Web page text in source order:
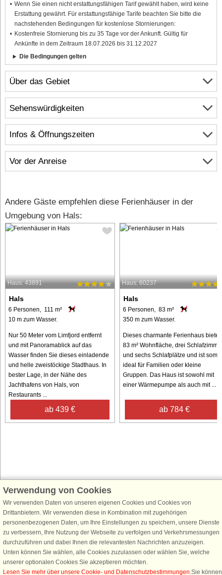
Über das Gebiet
Infos & Öffnungszeiten
Vor der Anreise
Wenn Sie einen nicht erstattungsfähigen Tarif gewählt haben, wird keine
Erstattung gewährt. Für erstattungsfähige Tarife beachten Sie bitte die
nachstehenden Bedingungen für kostenlose Stornierungen:
Kostenfreie Stornierung bis zu 35 Tage vor der Ankunft. Gültig für
Ankünfte in dem Zeitraum 18.07.2026 bis 31.12.2027
Die Bedingungen gelten
Sehenswürdigkeiten
Andere Gäste empfehlen diese Ferienhäuser in der
Umgebung von Hals:
Haus: 43891
Hals
6 Personen, 111 m²
10 m zum Wasser.
Nur 50 Meter vom Limfjord entfernt
und mit Panoramablick auf das
Wasser finden Sie dieses einladende
und helle zweistöckige Stadthaus. In
bester Lage, in der Nähe des
Jachthafens von Hals, von
Restaurants ...
ab 439 €
Haus: 60237
Hals
6 Personen, 83 m²
350 m zum Wasser.
Dieses charmante Ferienhaus bietet
83 m² Wohnfläche, drei
und sechs Schlafplätze und ist somit
ideal für Familien oder kleine
Gruppen. Das Haus ist sowohl mit
einer Wärmepumpe als auch mit ...
ab 784 €
Schließen Sie sich 100.000 Ferienhaus-Fans an
Erhalten Sie einenWillkommensgutschein von 25 € für Ihren nächsten
Ferienhausurlaub - melden Sie sich einfach für den DanCenter Newsletter
an. Verpassen Sie nie wieder exklusive Angebote, Gewinnspiele und
Urlaubstipps!
Verwendung von Cookies
Wir verwenden Daten von unseren eigenen Cookies und Cookies von
Drittanbietern. Wir verwenden diese in Kombination mit zugehörigen
personenbezogenen Daten, um Ihre Einstellungen zu speichern, unsere Dienste
zu verbessern, Ihre Nutzung der Webseite zu verfolgen und Verkehrsmessungen
durchzuführen und dabei Ihnen die relevantesten Nachrichten anzuzeigen.
Unten können Sie wählen, alle Cookies zuzulassen oder wählen Sie, welche
unserer optionalen Cookies Sie akzeptieren möchten.
Lesen Sie mehr über unsere Cookie- und Datenschutzbestimmungen.Sie können